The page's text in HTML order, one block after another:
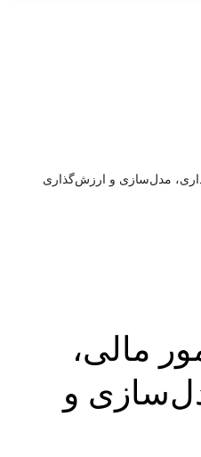
مدل‌سازی و ارزش‌گذاری
مالی،
و